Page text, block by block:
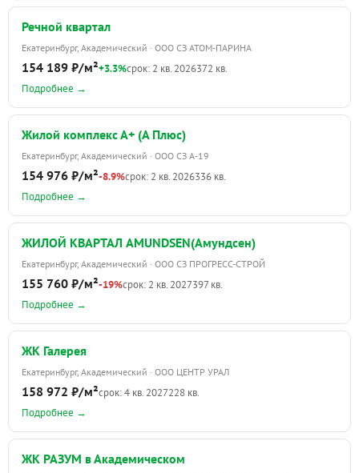
Речной квартал
Екатеринбург, Академический · ООО СЗ АТОМ-ПАРИНА
154 189 ₽/м²+3.3%срок: 2 кв. 2026372 кв.
Подробнее →
Жилой комплекс А+ (А Плюс)
Екатеринбург, Академический · ООО СЗ А-19
154 976 ₽/м²-8.9%срок: 2 кв. 2026336 кв.
Подробнее →
ЖИЛОЙ КВАРТАЛ AMUNDSEN(Амундсен)
Екатеринбург, Академический · ООО СЗ ПРОГРЕСС-СТРОЙ
155 760 ₽/м²-19%срок: 2 кв. 2027397 кв.
Подробнее →
ЖК Галерея
Екатеринбург, Академический · ООО ЦЕНТР УРАЛ
158 972 ₽/м²срок: 4 кв. 2027228 кв.
Подробнее →
ЖК РАЗУМ в Академическом